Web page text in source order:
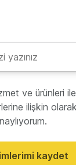
ve ürünleri
ilişkin
kaydet